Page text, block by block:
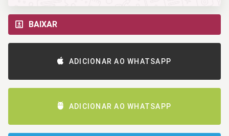
BAIXAR
ADICIONAR AO WHATSAPP
ADICIONAR AO WHATSAPP